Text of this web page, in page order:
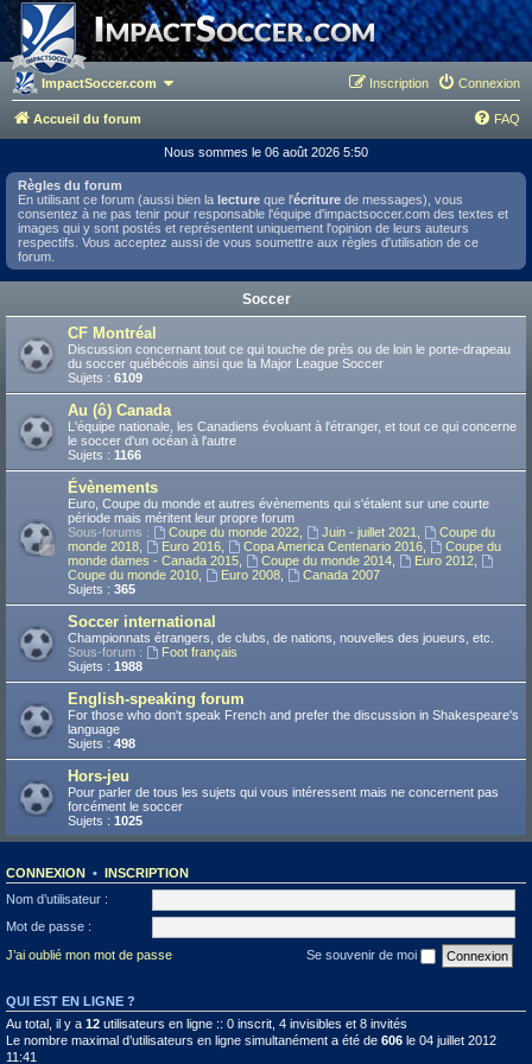
ImpactSoccer.com Connexion
Inscription
Accueil du forum FAQ
Nous sommes le 06 août 2026 5:50
Règles du forum
En utilisant ce forum (aussi bien la lecture que l'écriture de messages), vous
consentez à ne pas tenir pour responsable l'équipe d'impactsoccer.com des textes et
images qui y sont postés et représentent uniquement l'opinion de leurs auteurs
respectifs. Vous acceptez aussi de vous soumettre aux règles d'utilisation de ce
forum.
Soccer
CF Montréal
Discussion concernant tout ce qui touche de près ou de loin le porte-drapeau
du soccer québécois ainsi que la Major League Soccer
Sujets : 6109
Au (ô) Canada
L'équipe nationale, les Canadiens évoluant à l'étranger, et tout ce qui concerne
le soccer d'un océan à l'autre
Sujets : 1166
Évènements
Euro, Coupe du monde et autres évènements qui s'étalent sur une courte
période mais méritent leur propre forum
Sous-forums :
Coupe du monde 2022, Juin - juillet 2021
Coupe du
monde 2018
Euro 2016, Copa America Centenario 2016,
Coupe du
monde dames - Canada 2015
Coupe du monde 2014, Euro 2012,
Coupe du monde 2010
Euro 2008,
Canada 2007
Sujets : 365
Soccer international
Championnats étrangers, de clubs, de nations, nouvelles des joueurs, etc.
Sous-forum :
Foot français
Sujets : 1988
English-speaking forum
For those who don't speak French and prefer the discussion in Shakespeare's
language
Sujets : 498
Hors-jeu
Pour parler de tous les sujets qui vous intéressent mais ne concernent pas
forcément le soccer
Sujets : 1025
CONNEXION • INSCRIPTION
Nom d’utilisateur :
Mot de passe :
J’ai oublié mon mot de passe
Se souvenir de moi
QUI EST EN LIGNE ?
Au total, il y a 12 utilisateurs en ligne :: 0 inscrit, 4 invisibles et 8 invités
Le nombre maximal d’utilisateurs en ligne simultanément a été de 606 le 04 juillet 2012
11:41